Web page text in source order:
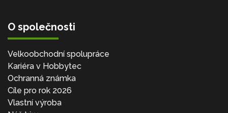
O společnosti
Velkoobchodní spolupráce
Kariéra v Hobbytec
Ochranná známka
Cíle pro rok 2026
Vlastní výroba